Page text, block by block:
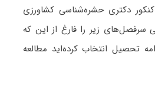
دکتری حشره‌شناسی کشاورزی
سرفصل‌های زیر را فارغ از این که
تحصیل انتخاب کرده‌اید مطالعه